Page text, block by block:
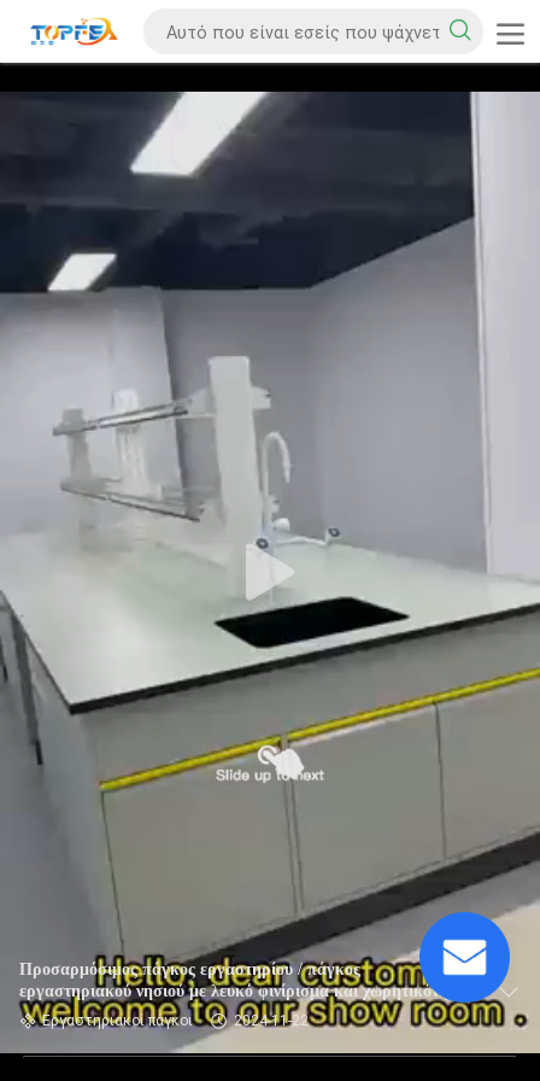
Προσαρμόσιμος πάγκος εργαστηρίου / πάγκος
εργαστηριακού νησιού με λευκό φινίρισμα και χωρητικότητα
φόρτωσης
Εργαστηριακοί πάγκοι 2024-11-22